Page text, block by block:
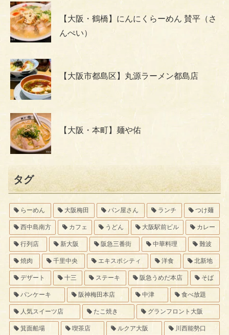
【大阪・鶴橋】にんにくらーめん 賛平（さ
んぺい）
【大阪市都島区】丸源ラーメン都島店
【大阪・本町】麺や佑
タグ
らーめん 大阪梅田 パン屋さん ランチ つけ麺
西中島南方 カフェ うどん 大阪駅前ビル カレー
行列店 新大阪 阪急三番街 中華料理 難波
焼肉 千里中央 エキスポシティ 洋食 北新地
デザート 十三 ステーキ 阪急うめだ本店 そば
パンケーキ 阪神梅田本店 中津 食べ放題
人気スイーツ店 たこ焼き グランフロント大阪
箕面船場 喫茶店 ルクア大阪 川西能勢口